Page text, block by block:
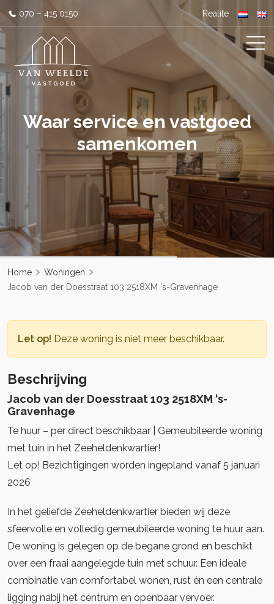
070 – 415 0150 Realite
Waar service en vastgoed
samenkomen
Home
Woningen
Jacob van der Doesstraat 103 2518XM ‘s-Gravenhage
Let op! Deze woning is niet meer beschikbaar.
Beschrijving
Jacob van der Doesstraat 103 2518XM ‘s-
Gravenhage
Te huur – per direct beschikbaar | Gemeubileerde woning
met tuin in het Zeeheldenkwartier!
Let op! Bezichtigingen worden ingepland vanaf 5 januari
2026
In het geliefde Zeeheldenkwartier bieden wij deze
sfeervolle en volledig gemeubileerde woning te huur aan.
De woning is gelegen op de begane grond en beschikt
over een fraai aangelegde tuin met schuur. Een ideale
combinatie van comfortabel wonen, rust én een centrale
ligging nabij het centrum en openbaar vervoer.